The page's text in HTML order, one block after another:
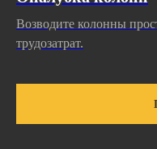
Возводите колонны
трудозатрат.